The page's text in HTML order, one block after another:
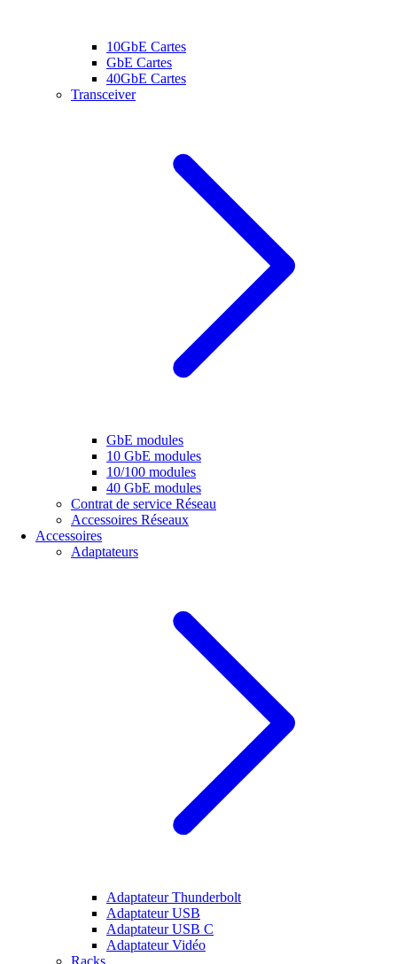
10GbE Cartes
GbE Cartes
40GbE Cartes
Transceiver
GbE modules
10 GbE modules
10/100 modules
40 GbE modules
Contrat de service Réseau
Accessoires Réseaux
Accessoires
Adaptateurs
Adaptateur Thunderbolt
Adaptateur USB
Adaptateur USB C
Adaptateur Vidéo
Racks